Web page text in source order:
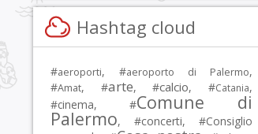
Hashtag cloud
#aeroporti, #aeroporto di Palermo,
#Amat, #arte, #calcio, #Catania,
#cinema, #Comune di
Palermo, #concerti, #Consiglio